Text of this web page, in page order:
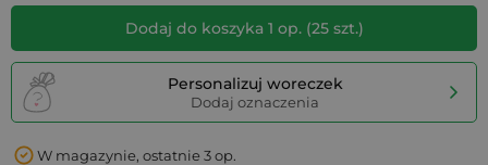
Dodaj do koszyka 1 op. (25szt.)
Personalizuj woreczek
Dodaj oznaczenia
W magazynie, ostatnie 3 op.